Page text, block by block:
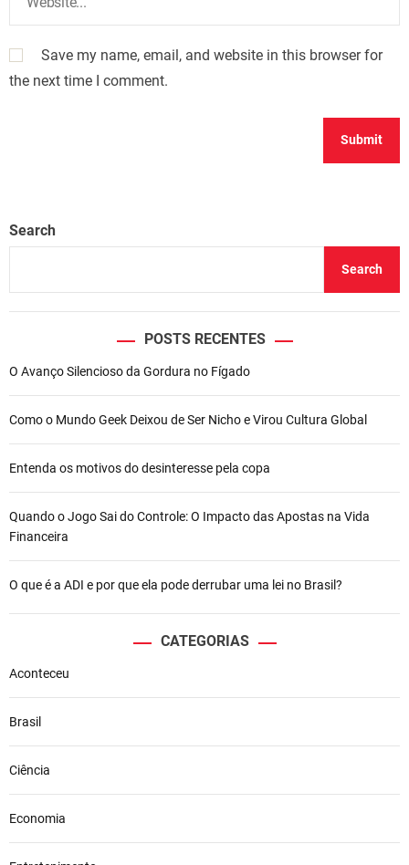
Save my name, email, and website in this browser for
the next time I comment.
Search
Search
POSTS RECENTES
O Avanço Silencioso da Gordura no Fígado
Como o Mundo Geek Deixou de Ser Nicho e Virou Cultura Global
Entenda os motivos do desinteresse pela copa
Quando o Jogo Sai do Controle: O Impacto das Apostas na Vida
Financeira
O que é a ADI e por que ela pode derrubar uma lei no Brasil?
CATEGORIAS
Aconteceu
Brasil
Ciência
Economia